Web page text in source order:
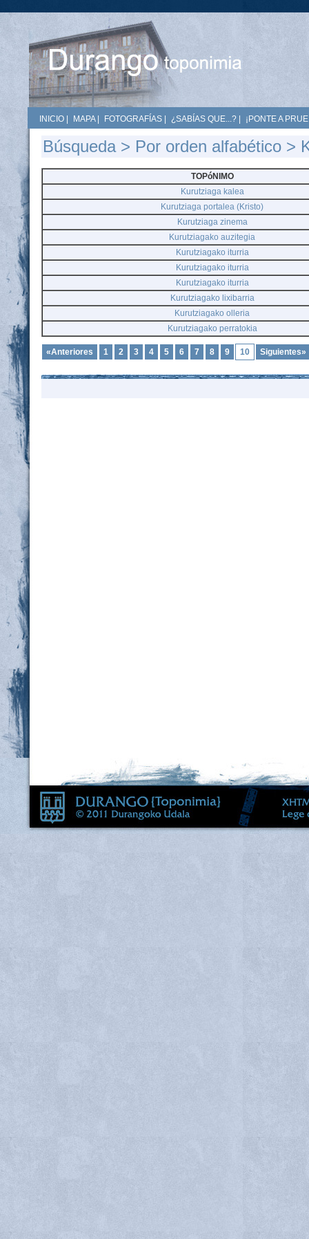
INICIO MAPA| FOTOGRAFÍAS ¿SABÍAS QUE...? ¡PONTE A
Búsqueda> Por orden alfabético >
TOPóNIMO
Kurutziaga kalea
Kurutziaga portalea (Kristo)
Kurutziaga zinema
Kurutziagako auzitegia
Kurutziagako iturria
Kurutziagako iturria
Kurutziagako iturria
Kurutziagako lixibarria
Kurutziagako olleria
Kurutziagako perratokia
«Anteriores 1 2 3 4 5 6 7 8 9 10 Siguientes»